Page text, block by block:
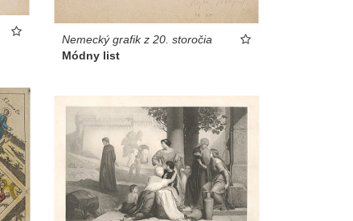
Nemecký grafik z 20. storočia
Módny list